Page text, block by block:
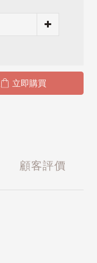
立即購買
顧客評價